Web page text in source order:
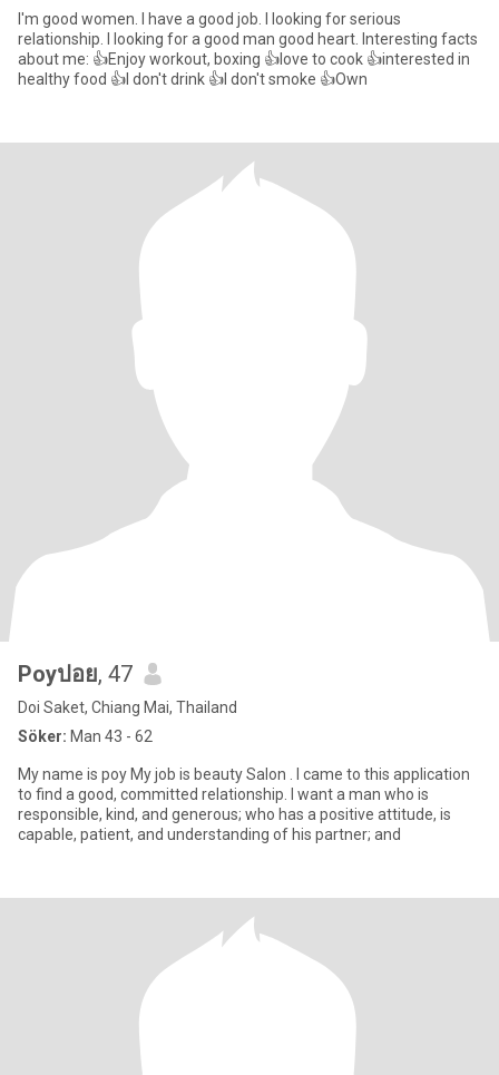
I'm good women. I have a good job. I looking for serious
relationship. I looking for a good man good heart. Interesting facts
about me: 👍Enjoy workout, boxing 👍love to cook 👍interested in
healthy food 👍I don't drink 👍I don't smoke 👍Own
Poyปอย, 47
Doi Saket, Chiang Mai, Thailand
Söker: Man 43 - 62
My name is poy My job is beauty Salon . I came to this application
to find a good, committed relationship. I want a man who is
responsible, kind, and generous; who has a positive attitude, is
capable, patient, and understanding of his partner; and